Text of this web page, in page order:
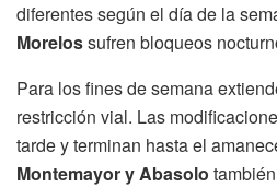
diferentes según el día de la
Morelossufren bloqueos
Para los fines de semana
restricción vial. Las
tarde y terminan hasta el
Montemayor y Abasolo